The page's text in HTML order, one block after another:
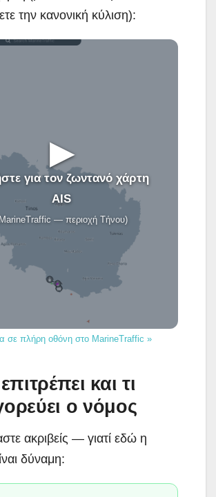
την κανονική κύλιση):
▶
για τον ζωντανό χάρτη
AIS
— περιοχή Τήνου)
σε πλήρη οθόνη στο MarineTraffic »
και τι
ο νόμος
ακριβείς — γιατί εδώ η
δύναμη: